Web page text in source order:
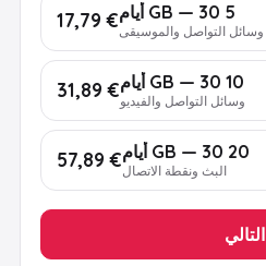
5 GB — 30 أيام
وسائل التواصل والموسيقى€ 17,79
10 GB — 30 أيام
وسائل التواصل والفيديو€ 31,89
20 GB — 30 أيام
البث ونقطة الاتصال€ 57,89
التالي